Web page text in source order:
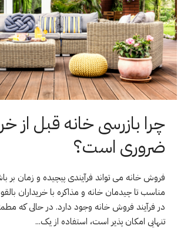
چرا بازرسی خانه قبل از
ضروری است؟
فروش خانه می تواند فرآیندی پیچیده و زمان بر
مناسب تا چیدمان خانه و مذاکره با خریداران
در فرآیند فروش خانه وجود دارد. در حالی که
تنهایی امکان پذیر است، استفاده از یک...